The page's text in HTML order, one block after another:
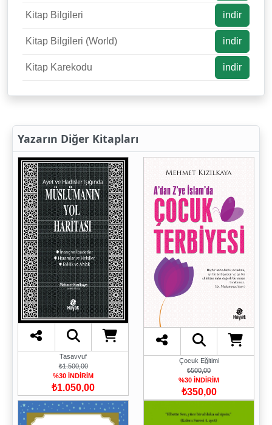
Kitap Bilgileri indir
Kitap Bilgileri (World) indir
Kitap Karekodu indir
Yazarın Diğer Kitapları
Tasavvuf
₺1.500,00
%30 İNDİRİM
₺1.050,00
Çocuk Eğitimi
₺500,00
%30 İNDİRİM
₺350,00